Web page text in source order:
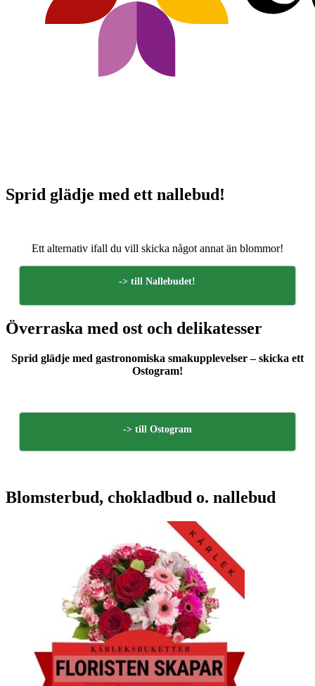
Sprid glädje med ett nallebud!
Ett alternativ ifall du vill skicka något annat än blommor!
-> till Nallebudet!
Överraska med ost och delikatesser
Sprid glädje med gastronomiska smakupplevelser – skicka ett
Ostogram!
-> till Ostogram
Blomsterbud, chokladbud o. nallebud